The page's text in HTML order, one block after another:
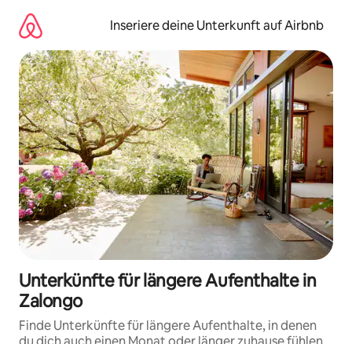
Inhalten
springen
Inseriere deine Unterkunft auf Airbnb
Unterkünfte für längere Aufenthalte in
Zalongo
Finde Unterkünfte für längere Aufenthalte, in denen